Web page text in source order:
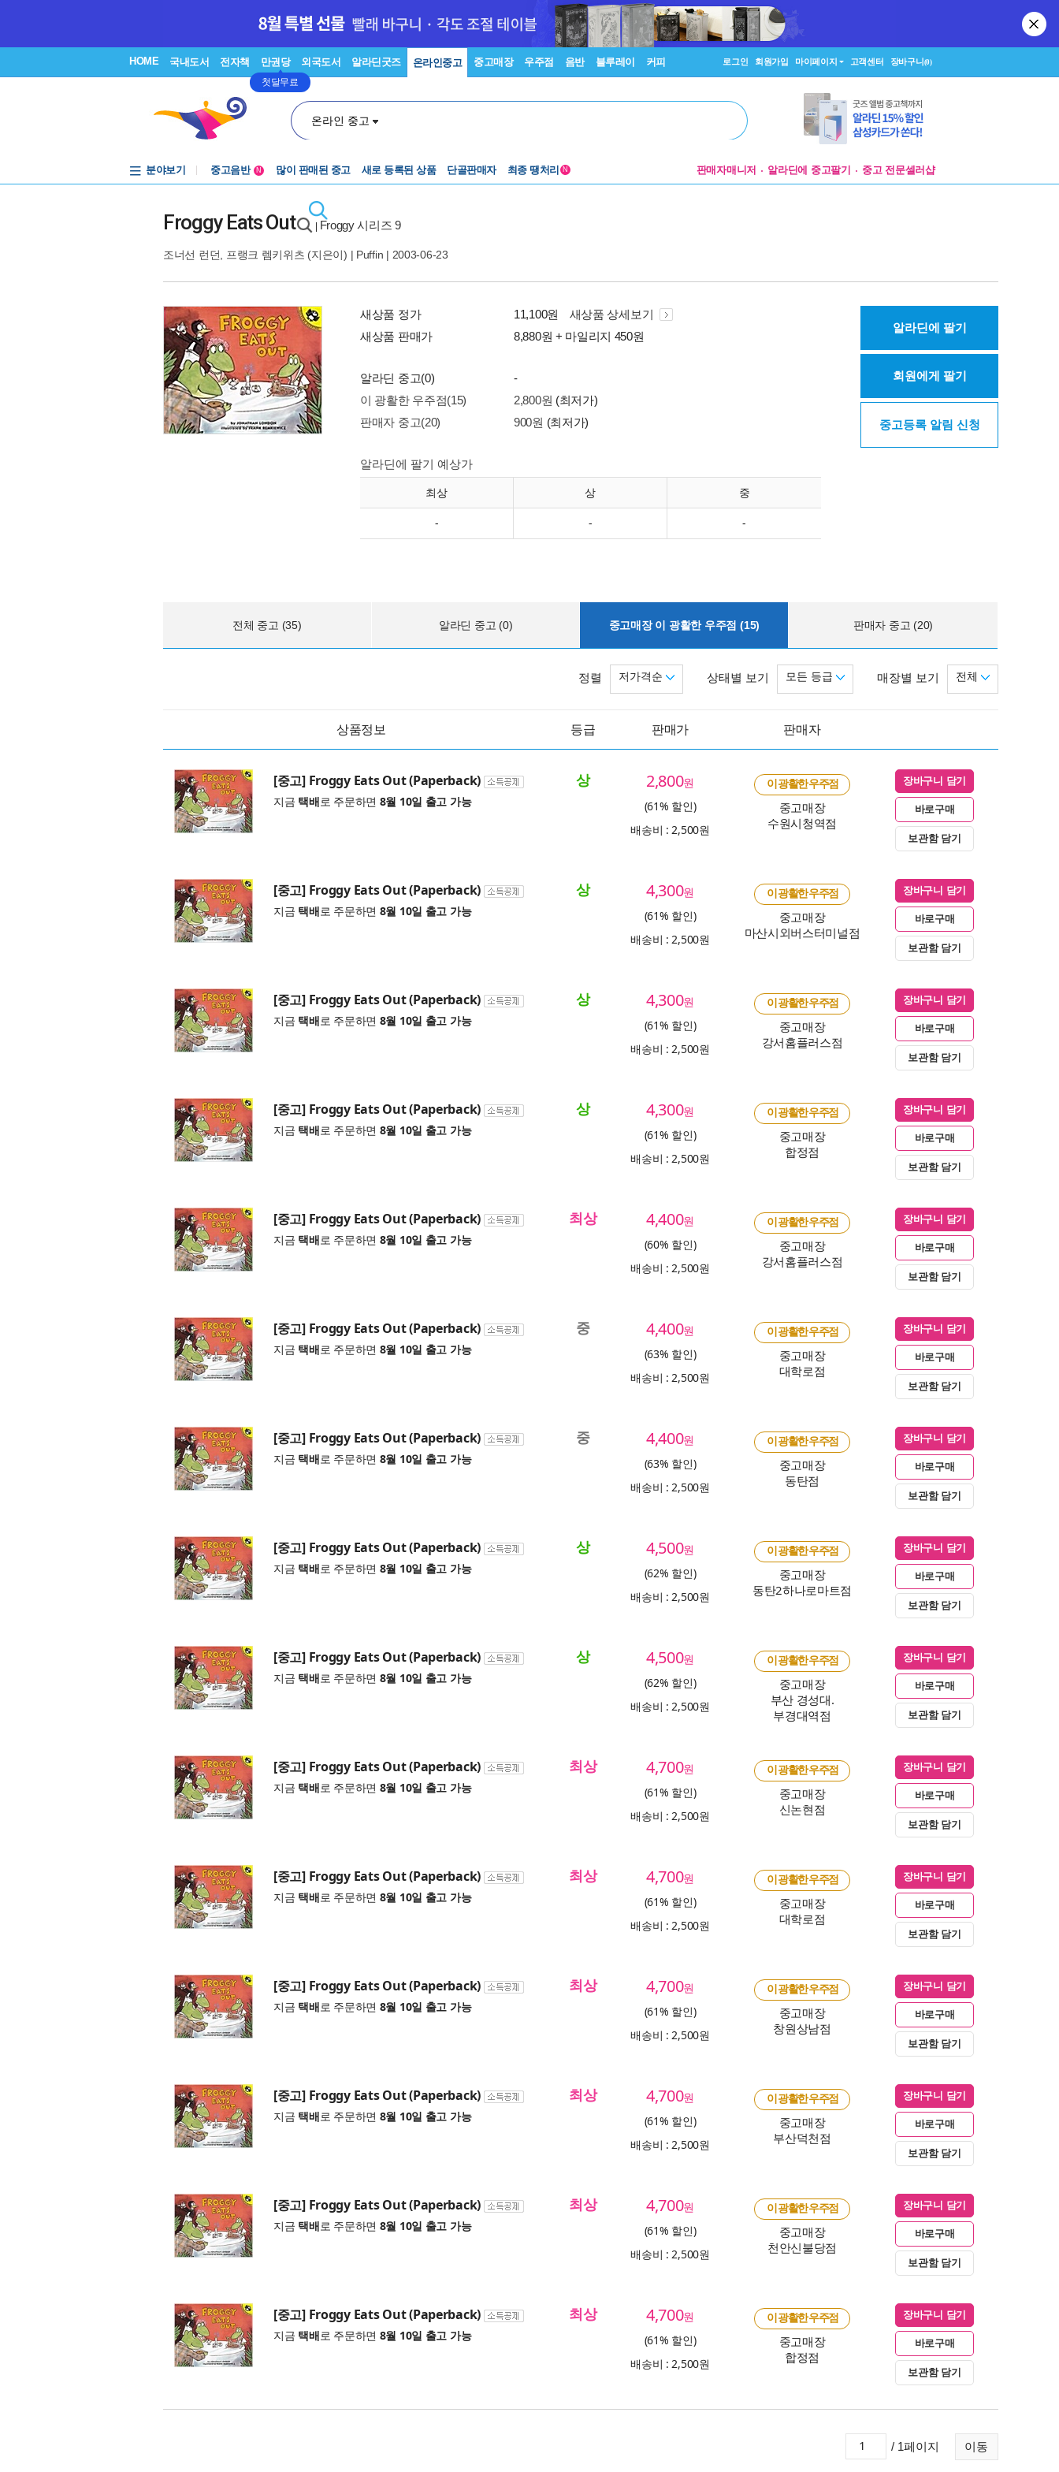
HOME 국내도서 전자책 만권당
첫달무료
외국도서 알라딘굿즈 온라인중고 중고매장 우주점 음반 블루레이 커피 로그인 회원가입 마이페이지 고객센터 장바구니(0)
온라인 중고
분야보기
중고음반
N 많이 판매된 중고 새로 등록된 상품 단골판매자 최종 땡처리 N 판매자매니저 알라딘에 중고팔기 중고 전문셀러샵
Froggy Eats Out Froggy 시리즈 9
조너선 런던 프랭크 렘키위츠 (지은이) | Puffin | 2003-06-23
새상품 정가 11,100원
새상품 상세보기
새상품 판매가
8,880원 + 마일리지 450원
알라딘 중고(0)
-
이 광활한 우주점(15)
2,800원 (최저가)
판매자 중고(20)
900원 (최저가)
알라딘에 팔기 예상가
최상 상 중
- - -
알라딘에 팔기
회원에게 팔기
중고등록 알림 신청
전체 중고 (35) 알라딘 중고 (0) 중고매장 이 광활한 우주점 (15) 판매자 중고 (20)
매장별 보기 전체
상태별 보기 모든 등급
정렬 저가격순
상품정보 등급 판매가 판매자
[중고] Froggy Eats Out (Paperback)
지금 택배로 주문하면 8월 10일 출고 가능
상 2,800원
(61% 할인)
배송비 : 2,500원
이 광활한 우주점
중고매장
수원시청역점
장바구니 담기
바로구매
보관함 담기
[중고] Froggy Eats Out (Paperback)
지금 택배로 주문하면 8월 10일 출고 가능
상 4,300원
(61% 할인)
배송비 : 2,500원
이 광활한 우주점
중고매장
마산시외버스터미널점
장바구니 담기
바로구매
보관함 담기
[중고] Froggy Eats Out (Paperback)
지금 택배로 주문하면 8월 10일 출고 가능
상 4,300원
(61% 할인)
배송비 : 2,500원
이 광활한 우주점
중고매장
강서홈플러스점
장바구니 담기
바로구매
보관함 담기
[중고] Froggy Eats Out (Paperback)
지금 택배로 주문하면 8월 10일 출고 가능
상 4,300원
(61% 할인)
배송비 : 2,500원
이 광활한 우주점
중고매장
합정점
장바구니 담기
바로구매
보관함 담기
[중고] Froggy Eats Out (Paperback)
지금 택배로 주문하면 8월 10일 출고 가능
최상 4,400원
(60% 할인)
배송비 : 2,500원
이 광활한 우주점
중고매장
강서홈플러스점
장바구니 담기
바로구매
보관함 담기
[중고] Froggy Eats Out (Paperback)
지금 택배로 주문하면 8월 10일 출고 가능
중 4,400원
(63% 할인)
배송비 : 2,500원
이 광활한 우주점
중고매장
대학로점
장바구니 담기
바로구매
보관함 담기
[중고] Froggy Eats Out (Paperback)
지금 택배로 주문하면 8월 10일 출고 가능
중 4,400원
(63% 할인)
배송비 : 2,500원
이 광활한 우주점
중고매장
동탄점
장바구니 담기
바로구매
보관함 담기
[중고] Froggy Eats Out (Paperback)
지금 택배로 주문하면 8월 10일 출고 가능
상 4,500원
(62% 할인)
배송비 : 2,500원
이 광활한 우주점
중고매장
동탄2하나로마트점
장바구니 담기
바로구매
보관함 담기
[중고] Froggy Eats Out (Paperback)
지금 택배로 주문하면 8월 10일 출고 가능
상 4,500원
(62% 할인)
배송비 : 2,500원
이 광활한 우주점
중고매장
부산 경성대.
부경대역점
장바구니 담기
바로구매
보관함 담기
[중고] Froggy Eats Out (Paperback)
지금 택배로 주문하면 8월 10일 출고 가능
최상 4,700원
(61% 할인)
배송비 : 2,500원
이 광활한 우주점
중고매장
신논현점
장바구니 담기
바로구매
보관함 담기
[중고] Froggy Eats Out (Paperback)
지금 택배로 주문하면 8월 10일 출고 가능
최상 4,700원
(61% 할인)
배송비 : 2,500원
이 광활한 우주점
중고매장
대학로점
장바구니 담기
바로구매
보관함 담기
[중고] Froggy Eats Out (Paperback)
지금 택배로 주문하면 8월 10일 출고 가능
최상 4,700원
(61% 할인)
배송비 : 2,500원
이 광활한 우주점
중고매장
창원상남점
장바구니 담기
바로구매
보관함 담기
[중고] Froggy Eats Out (Paperback)
지금 택배로 주문하면 8월 10일 출고 가능
최상 4,700원
(61% 할인)
배송비 : 2,500원
이 광활한 우주점
중고매장
부산덕천점
장바구니 담기
바로구매
보관함 담기
[중고] Froggy Eats Out (Paperback)
지금 택배로 주문하면 8월 10일 출고 가능
최상 4,700원
(61% 할인)
배송비 : 2,500원
이 광활한 우주점
중고매장
천안신불당점
장바구니 담기
바로구매
보관함 담기
[중고] Froggy Eats Out (Paperback)
지금 택배로 주문하면 8월 10일 출고 가능
최상 4,700원
(61% 할인)
배송비 : 2,500원
이 광활한 우주점
중고매장
합정점
장바구니 담기
바로구매
보관함 담기
이동
/ 1페이지